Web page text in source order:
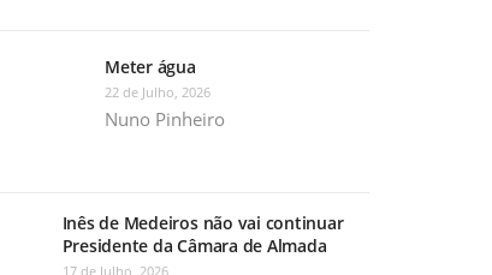
Meter água
22 de Julho, 2026
Nuno Pinheiro
Inês de Medeiros não vai continuar
Presidente da Câmara de Almada
17 de Julho, 2026